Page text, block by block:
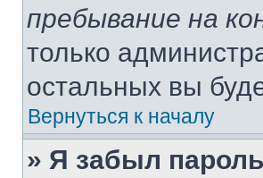
пребывание на
только
остальных вы
Вернуться к началу
» Я забыл